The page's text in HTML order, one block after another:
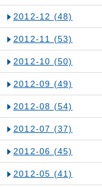
2012-12 (48)
2012-11 (53)
2012-10 (50)
2012-09 (49)
2012-08 (54)
2012-07 (37)
2012-06 (45)
2012-05 (41)